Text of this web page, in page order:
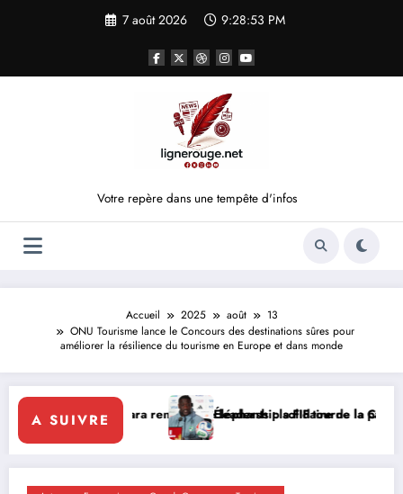
7 août 2026 9:28:53 PM
Votre repère dans une tempête d'infos
Accueil 2025 août
13
ONU Tourisme lance le Concours des destinations sûres pour
améliorer la résilience du tourisme en Europe et dans monde
A SUIVRE
renforce le leadership solidaire de la Côte d’Ivoire en Afrique
Éléphants : la FIF tourne la page Emerse Faé